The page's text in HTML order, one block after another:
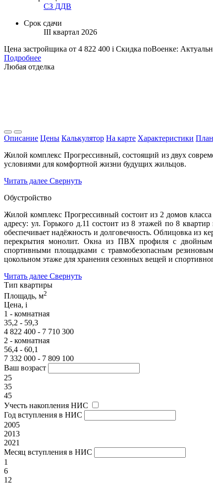
СЗ ДДВ
Срок сдачи
III квартал 2026
Цена застройщика от 4 822 400 i Скидка поВоенке:
Подробнее
Любая отделка
Описание Цены Калькулятор На карте Характеристики
Жилой комплекс Прогрессивный, состоящий из двух
условиями для комфортной жизни будущих жильцов.
Читать далее Свернуть
Обустройство
Жилой комплекс Прогрессивный состоит из 2 домов
адресу: ул. Горького д.11 состоит из 8 этажей по 8
обеспечивает надёжность и долговечность. Облицовка из
перекрытия монолит. Окна из ПВХ профиля с двойным
спортивными площадками с травмобезопасным
цокольном этаже для хранения сезонных вещей и
Читать далее Свернуть
Тип квартиры
Площадь, м2
Цена, i
1 - комнатная
35,2 - 59,3
4 822 400 - 7 710 300
2 - комнатная
56,4 - 60,1
7 332 000 - 7 809 100
Ваш возраст
25
35
45
Учесть накопления НИС
Год вступления в НИС
2005
2013
2021
Месяц вступления в НИС
1
6
12